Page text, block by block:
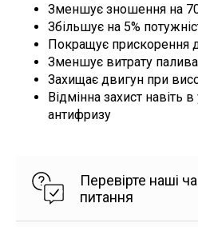
Зменшує зношення на
Збільшує на 5%
Покращує прискорення
Зменшує витрату палива
Захищає двигун при
Відмінна захист навіть
антифризу
Перевірте наші
питання